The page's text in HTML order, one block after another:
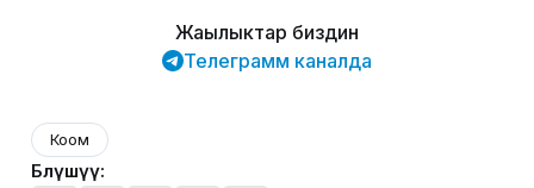
Жаңылыктар биздин
Телеграмм каналда
Коом
Бөлүшүү: